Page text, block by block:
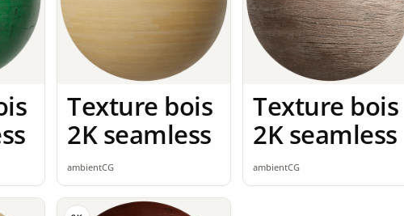
Texture bois
2K seamless
ambientCG
Texture bois
2K seamless
ambientCG